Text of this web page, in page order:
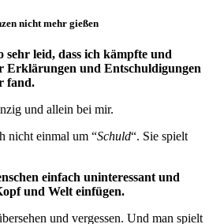
nicht mehr gießen
sehr leid, dass ich kämpfte und
Erklärungen und Entschuldigungen
fand.
und allein bei mir.
nicht einmal um “Schuld“. Sie spielt
einfach uninteressant und
und Welt einfügen.
und vergessen. Und man spielt